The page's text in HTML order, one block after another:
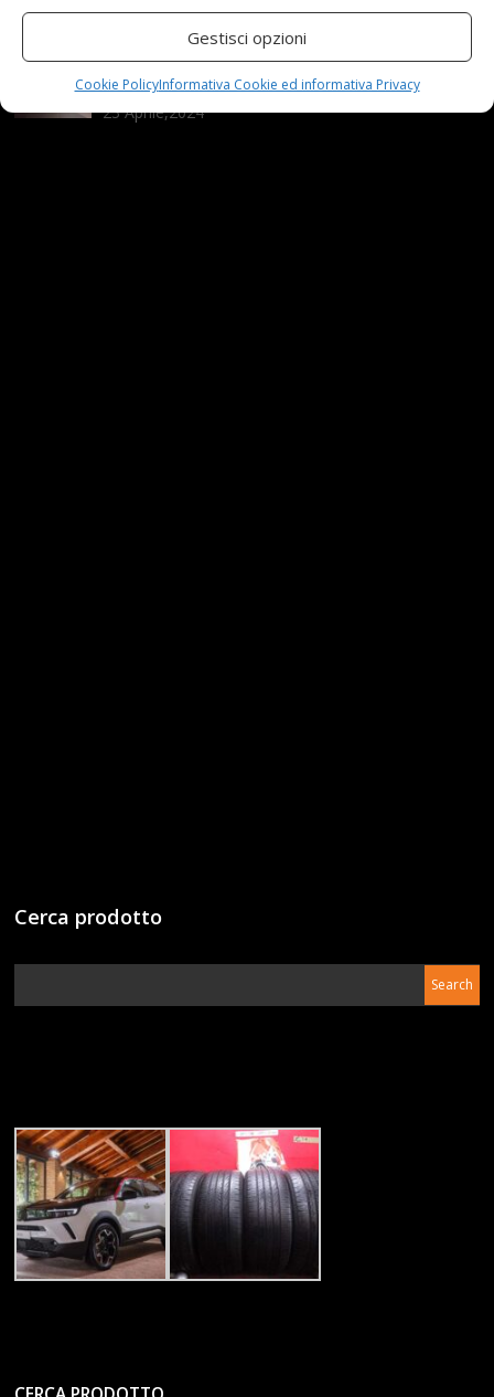
Gestisci opzioni
Cookie PolicyInformativa Cookie ed informativa Privacy
Automobili e sicurezza: l’importanza della
manutenzione
23 Aprile,2024
Cerca prodotto